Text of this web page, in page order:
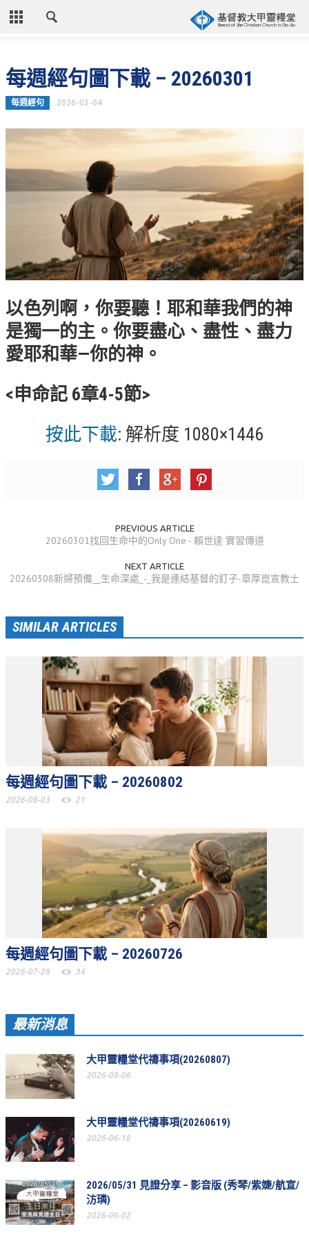
CLOSE
關於教會
信仰立場
年度目標
牧師的話
奉獻資訊
錯誤回報
分堂
主日及見證
主日信息
聚會小組
青少年牧區
社青牧區
大社青小組
真言小組
滿溢小組
成人牧區
良善小組
溫柔小組
大安小組
上騰小組
松柏牧區
旺得福小組
教會代禱
小組代禱
其他代禱
會友服務
靈修進度
主日服事表
每週經句圖下載 – 20260301
每週經句 2026-03-04
以色列啊，你要聽！耶和華我們的神
是獨一的主。你要盡心、盡性、盡力
愛耶和華—你的神。
<申命記 6章4-5節>
按此下載: 解析度 1080×1446
PREVIOUS ARTICLE
20260301找回生命中的Only One - 賴世達 實習傳道
NEXT ARTICLE
20260308新婦預備__生命深處_-_我是連結基督的釘子-章厚崑宣教士
SIMILAR ARTICLES
每週經句圖下載 – 20260802
2026-08-03 21
每週經句圖下載 – 20260726
2026-07-28 34
最新消息
大甲靈糧堂代禱事項(20260807)
2026-08-06
大甲靈糧堂代禱事項(20260619)
2026-06-18
2026/05/31 見證分享 – 影音版 (秀琴/紫婕/航宣/
汸璘)
2026-06-02